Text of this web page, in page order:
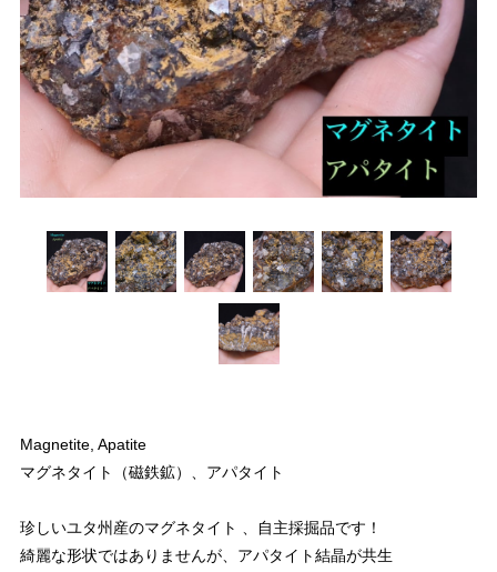
Magnetite, Apatite
マグネタイト（磁鉄鉱）、アパタイト
珍しいユタ州産のマグネタイト 、自主採掘品です！
綺麗な形状ではありませんが、アパタイト結晶が共生